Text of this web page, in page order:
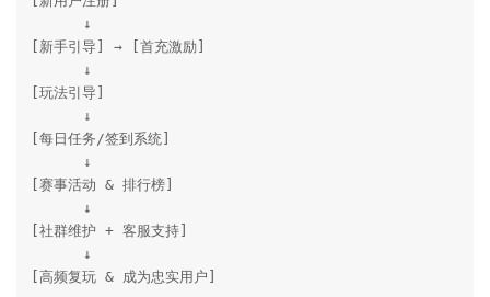
      ↓
[新手引导] → [首充激励]
      ↓
[玩法引导]
      ↓
[每日任务/签到系统]
      ↓
[赛事活动 & 排行榜]
      ↓
[社群维护 + 客服支持]
      ↓
[高频复玩 & 成为忠实用户]